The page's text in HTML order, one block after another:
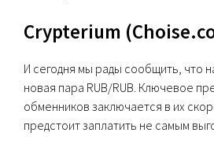
Crypterium
И сегодня мы рады сообщить, что
новая пара RUB/RUB. Ключевое
обменников заключается в их
предстоит заплатить не самым